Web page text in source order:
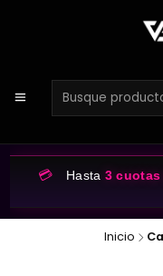
💳 Hasta 3
Inicio